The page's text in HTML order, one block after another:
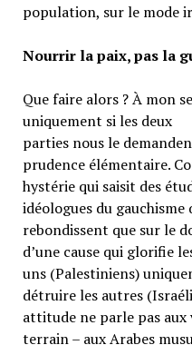
population, sur le mode
Nourrir la paix, pas la
Que faire alors ? À mon
uniquement si les deux
parties nous le
prudence élémentaire.
hystérie qui saisit des
idéologues du gauchisme
rebondissent que sur le
d’une cause qui glorifie
uns (Palestiniens)
détruire les autres
attitude ne parle pas aux
terrain – aux Arabes